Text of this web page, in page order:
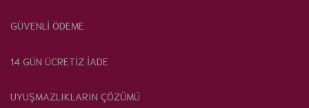
GÜVENLİ ÖDEME
14 GÜN ÜCRETİZ İADE
UYUŞMAZLIKLARIN ÇÖZÜMÜ